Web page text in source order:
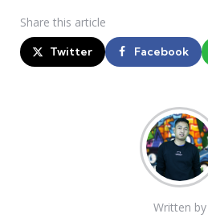
Share this article
Twitter Facebook
Written by